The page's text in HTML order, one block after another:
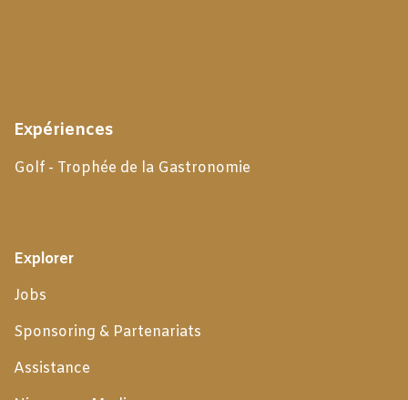
Expériences
Golf - Trophée de la Gastronomie
Explorer
Jobs
Sponsoring & Partenariats
Assistance